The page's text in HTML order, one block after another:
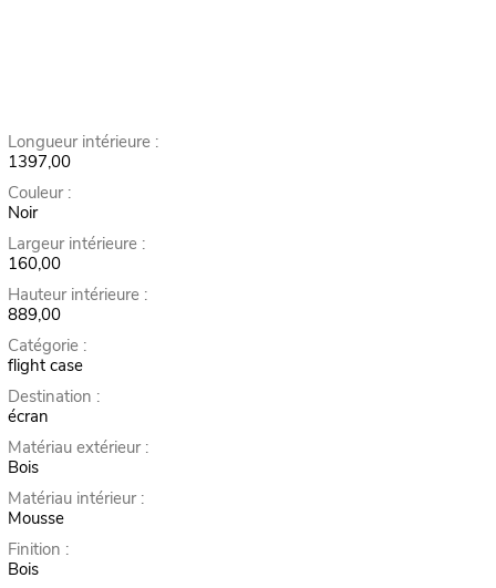
Longueur intérieure :
1397,00
Couleur :
Noir
Largeur intérieure :
160,00
Hauteur intérieure :
889,00
Catégorie :
flight case
Destination :
écran
Matériau extérieur :
Bois
Matériau intérieur :
Mousse
Finition :
Bois